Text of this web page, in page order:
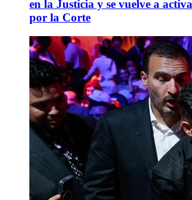
en la Justicia y se vuelve a
por la Corte